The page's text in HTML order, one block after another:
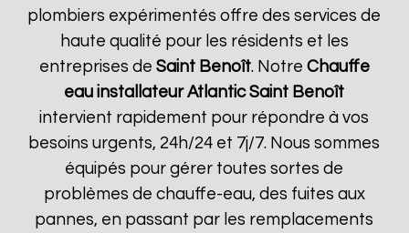
plombiers expérimentés offre des services de
haute qualité pour les résidents et les
entreprises de Saint Benoît. Notre Chauffe
eau installateur Atlantic Saint Benoît
intervient rapidement pour répondre à vos
besoins urgents, 24h/24 et 7j/7. Nous sommes
équipés pour gérer toutes sortes de
problèmes de chauffe-eau, des fuites aux
pannes, en passant par les remplacements